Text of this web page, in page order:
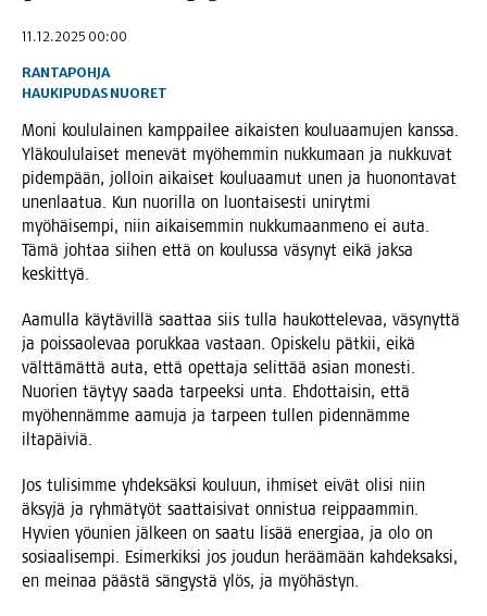
11.12.2025 00:00
RANTAPOHJA
HAUKIPUDAS NUORET
Moni kou­lu­lai­nen kamp­pai­lee aikais­ten kou­lu­aa­mu­jen kans­sa.
Ylä­kou­lu­lai­set mene­vät myö­hem­min nuk­ku­maan ja nuk­ku­vat
pidem­pään, jol­loin aikai­set kou­lu­aa­mut unen ja huo­non­ta­vat
unen­laa­tua. Kun nuo­ril­la on luon­tai­ses­ti uni­ryt­mi
myö­häi­sem­pi, niin aikai­sem­min nuk­ku­maan­me­no ei auta.
Tämä joh­taa sii­hen että on kou­lus­sa väsy­nyt eikä jak­sa
keskittyä.
Aamul­la käy­tä­vil­lä saat­taa siis tul­la hau­kot­te­le­vaa, väsy­nyt­tä
ja pois­sao­le­vaa poruk­kaa vas­taan. Opis­ke­lu pät­kii, eikä
vält­tä­mät­tä auta, että opet­ta­ja selit­tää asian mones­ti.
Nuo­rien täy­tyy saa­da tar­peek­si unta. Ehdot­tai­sin, että
myö­hen­näm­me aamu­ja ja tar­peen tul­len piden­näm­me
iltapäiviä.
Jos tuli­sim­me yhdek­säk­si kou­luun, ihmi­set eivät oli­si niin
äksy­jä ja ryh­mä­työt saat­tai­si­vat onnis­tua reip­paam­min.
Hyvien yöunien jäl­keen on saa­tu lisää ener­gi­aa, ja olo on
sosi­aa­li­sem­pi. Esi­mer­kik­si jos jou­dun herää­mään kah­dek­sak­si,
en mei­naa pääs­tä sän­gys­tä ylös, ja myöhästyn.